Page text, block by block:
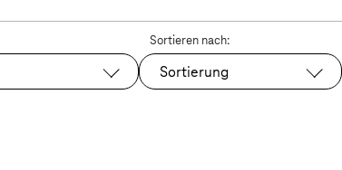
Sortieren nach:
Sortierung